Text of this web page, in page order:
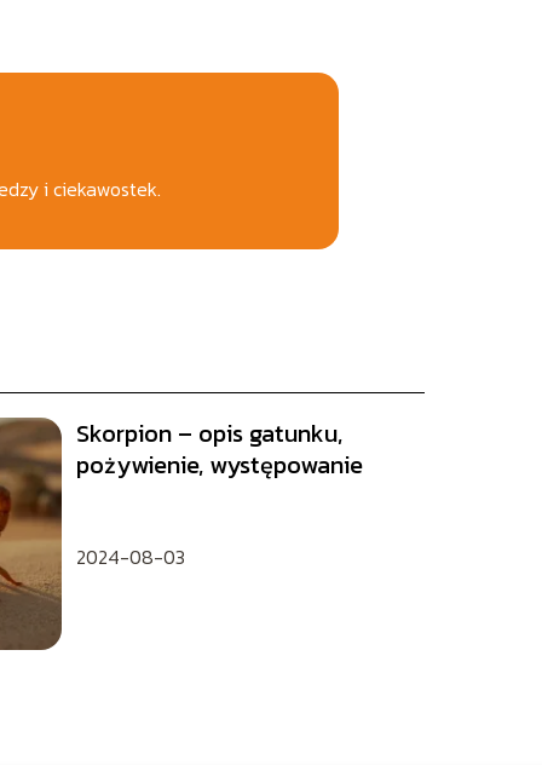
i ciekawostek.
Skorpion – opis gatunku,
pożywienie, występowanie
2024-08-03